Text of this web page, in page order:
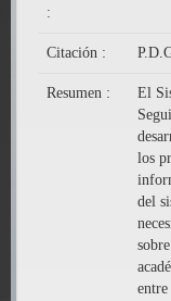
:
Citación :
Resumen :
El
los
del